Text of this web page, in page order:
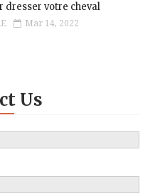
dresser votre cheval
Mar 14, 2022
Us